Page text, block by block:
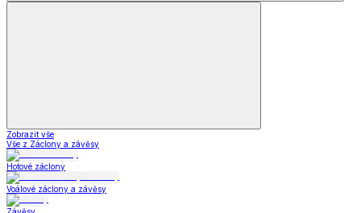
Zobrazit vše
Vše z Záclony a závěsy
Hotové záclony
Voálové záclony a závěsy